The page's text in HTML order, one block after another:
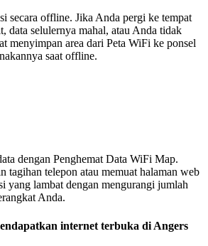
secara offline. Jika Anda pergi ke tempat
data selulernya mahal, atau Anda tidak
menyimpan area dari Peta WiFi ke ponsel
saat offline.
dengan Penghemat Data WiFi Map.
tagihan telepon atau memuat halaman web
yang lambat dengan mengurangi jumlah
Anda.
internet terbuka di Angers